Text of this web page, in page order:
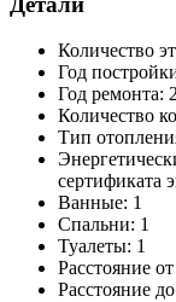
Количество
Год
Год ремонта:
Количество
Тип
сертификата
Ванные: 1
Спальни: 1
Туалеты: 1
Расстояние
Расстояние